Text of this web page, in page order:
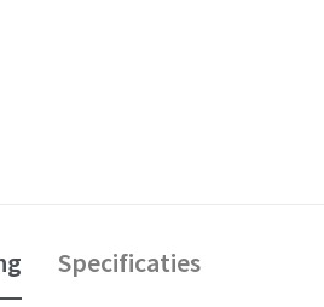
Specificaties